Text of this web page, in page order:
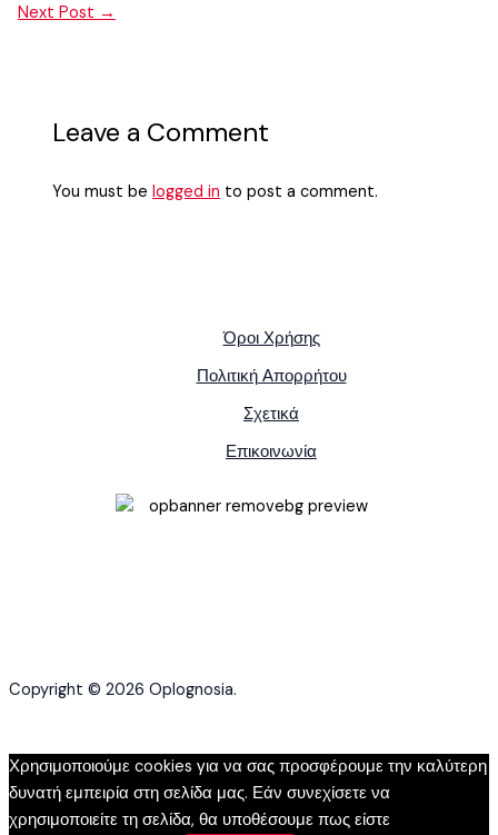
Next Post →
Leave a Comment
You must belogged in to post a comment.
Όροι Χρήσης
Πολιτική Απορρήτου
Σχετικά
Επικοινωνία
Copyright © 2026 Oplognosia.
Χρησιμοποιούμε cookies για να σας προσφέρουμε την καλύτερη
δυνατή εμπειρία στη σελίδα μας. Εάν συνεχίσετε να
χρησιμοποιείτε τη σελίδα, θα υποθέσουμε πως είστε